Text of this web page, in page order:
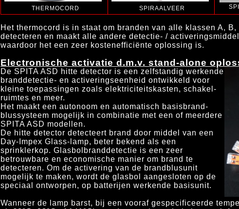
THERMOCORD SPIRAALVEER
Het thermocord is in staat om branden van alle klassen A, B,
detecteren en maakt alle andere detectie- /
waardoor het een zeer kostenefficiënte oplossing is.
Electronische activatie d.m.v. stand-alone
De SPITA ASD hitte detector is een zelfstandig werkende
branddetectie- en activeringseenheid ontwikkeld voor
kleine toepassingen zoals elektriciteitskasten, schakel-
ruimtes en meer.
Het maakt een autonoom en automatisch basisbrand-
blussysteem mogelijk in combinatie met een of meerdere
SPITA ASD modellen.
De hitte detector detecteert brand door middel van een
Day-Impex Glass-lamp, beter bekend als een
sprinklerkop. Glasbolbranddetectie is een zeer
betrouwbare en economische manier om brand te
detecteren. Om de activering van de brandblusunit
mogelijk te maken, wordt de glasbol aangesloten op de
speciaal ontworpen, op batterijen werkende basisunit.
Wanneer de lamp barst, bij een vooraf gespecificeerde